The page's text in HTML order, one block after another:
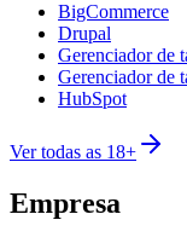
BigCommerce
Drupal
Gerenciador de
Gerenciador de
HubSpot
Ver todas as 18+
Empresa